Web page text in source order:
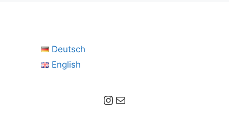
Deutsch
English
Instagram E-Mail